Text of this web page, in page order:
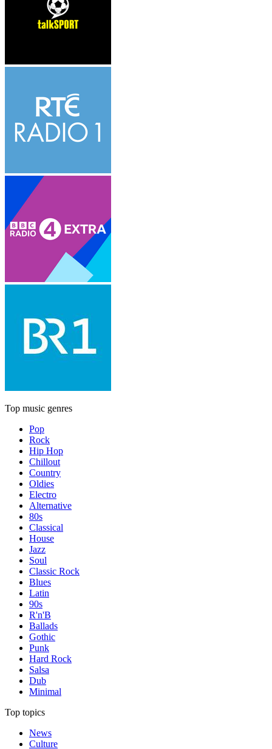
Top music genres
Pop
Rock
Hip Hop
Chillout
Country
Oldies
Electro
Alternative
80s
Classical
House
Jazz
Soul
Classic Rock
Blues
Latin
90s
R'n'B
Ballads
Gothic
Punk
Hard Rock
Salsa
Dub
Minimal
Top topics
News
Culture